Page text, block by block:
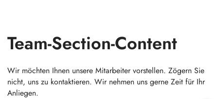
SkipTeam-Section-Content
Wir möchten Ihnen unsere Mitarbeiter vorstellen. Zögern Sie
nicht, uns zu kontaktieren. Wir nehmen uns gerne Zeit für Ihr
Anliegen.